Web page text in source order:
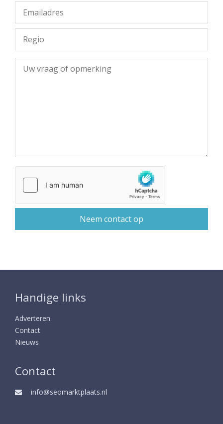
Handige links
Adverteren
Contact
Nieuws
Contact
info@seomarktplaats.nl